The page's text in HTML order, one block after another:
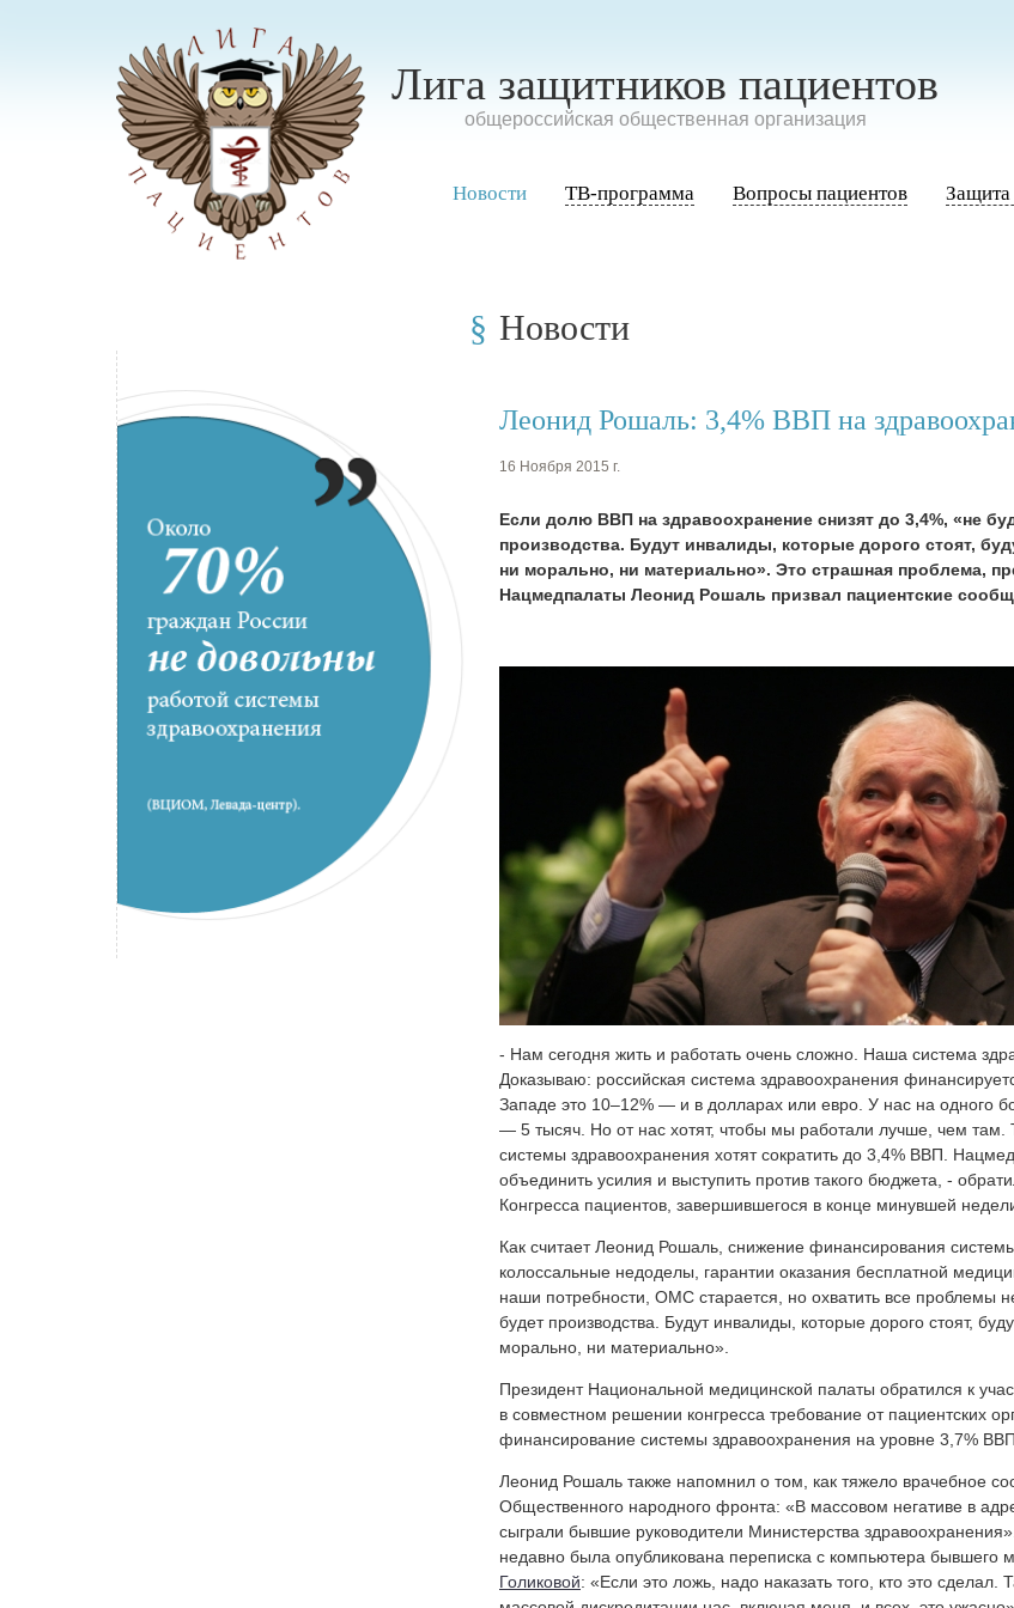
Лига защитников пациентов
oбщероссийская общественная организация
Новости ТВ-программа Вопросы пациентов Защита
Новости
Леонид Рошаль: 3,4% ВВП на
16 Ноября 2015 г.
Если долю ВВП на здравоохранение снизят до 3,4%, «не
производства. Будут инвалиды, которые дорого стоят,
ни морально, ни материально». Это страшная проблема,
Нацмедпалаты Леонид Рошаль призвал пациентские
- Нам сегодня жить и работать очень сложно. Наша система
Доказываю: российская система здравоохранения
Западе это 10–12% — и в долларах или евро. У нас на одного
— 5 тысяч. Но от нас хотят, чтобы мы работали лучше, чем
системы здравоохранения хотят сократить до 3,4% ВВП.
объединить усилия и выступить против такого бюджета, -
Конгресса пациентов, завершившегося в конце минувшей
Как считает Леонид Рошаль, снижение финансирования
колоссальные недоделы, гарантии оказания бесплатной
наши потребности, ОМС старается, но охватить все проблемы
будет производства. Будут инвалиды, которые дорого стоят,
морально, ни материально».
Президент Национальной медицинской палаты обратился к
в совместном решении конгресса требование от пациентских
финансирование системы здравоохранения на уровне 3,7%
Леонид Рошаль также напомнил о том, как тяжело врачебное
Общественного народного фронта: «В массовом негативе в
сыграли бывшие руководители Министерства
недавно была опубликована переписка с компьютера бывшего
Голиковой: «Если это ложь, надо наказать того, кто это